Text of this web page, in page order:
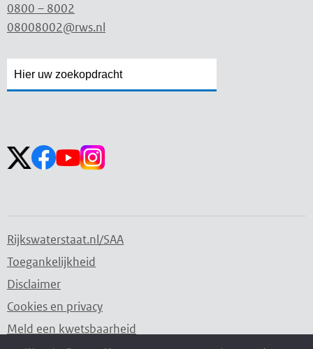
0800 – 8002
08008002@rws.nl
Rijkswaterstaat.nl/SAA
Toegankelijkheid
Disclaimer
Cookies en privacy
Meld een kwetsbaarheid